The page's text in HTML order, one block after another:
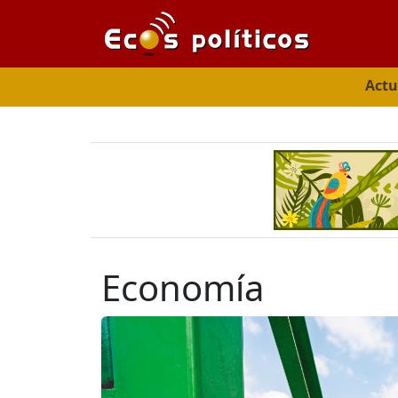
Economía